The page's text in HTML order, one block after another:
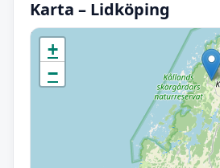
Karta – Lidköping
Initierar karta…
+
−